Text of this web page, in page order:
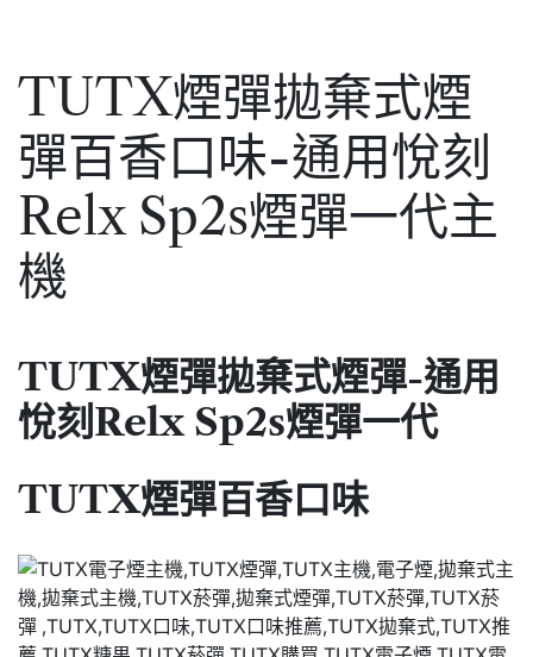
TUTX煙彈拋棄式煙
彈百香口味-通用悅刻
Relx Sp2s煙彈一代主
機
TUTX煙彈拋棄式煙彈-通用
悅刻Relx Sp2s煙彈一代
TUTX煙彈百香口味